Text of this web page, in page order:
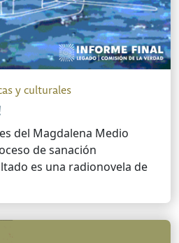
y culturales
del Magdalena Medio
de sanación
es una radionovela de